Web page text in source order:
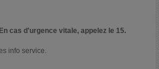
cas d'urgence vitale, appelez le 15.
info service.